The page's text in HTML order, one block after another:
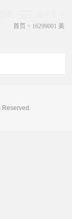
首页 > 16299001 美
Reserved.